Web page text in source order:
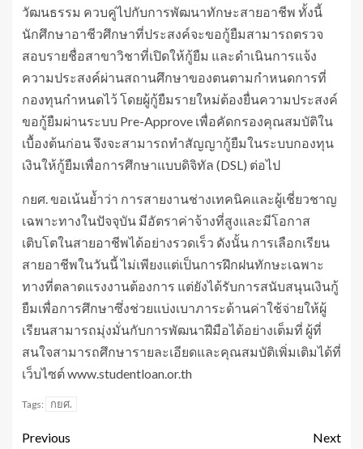
วัฒนธรรม ควบคู่ไปกับการพัฒนาทักษะสายอาชีพ ทั้งนี้
นักศึกษาอาชีวศึกษาที่ประสงค์จะขอกู้ยืมสามารถตรวจ
สอบรายชื่อสาขาวิชาที่เปิดให้กู้ยืม และดำเนินการแจ้ง
ความประสงค์ผ่านสถานศึกษาของตนตามกำหนดการที่
กองทุนกำหนดไว้ โดยผู้กู้ยืมรายใหม่ต้องยื่นความประสงค์
ขอกู้ยืมผ่านระบบ Pre-Approve เพื่อคัดกรองคุณสมบัติใน
เบื้องต้นก่อน จึงจะสามารถทำสัญญากู้ยืมในระบบกองทุน
เงินให้กู้ยืมเพื่อการศึกษาแบบดิจิทัล (DSL) ต่อไป
กยศ. ขอเน้นย้ำว่า การสายงานช่างเทคนิคและผู้เชี่ยวชาญ
เฉพาะทางในปัจจุบัน มีอัตราค่าจ้างที่สูงและมีโอกาส
เติบโตในสายอาชีพได้อย่างรวดเร็ว ดังนั้น การเลือกเรียน
สายอาชีพในวันนี้ ไม่เพียงแต่เป็นการฝึกฝนทักษะเฉพาะ
ทางที่ตลาดแรงงานต้องการ แต่ยังได้รับการสนับสนุนเงินกู้
ยืมเพื่อการศึกษาซึ่งช่วยแบ่งเบาภาระด้านค่าใช้จ่ายให้ผู้
เรียนสามารถมุ่งมั่นกับการพัฒนาฝีมือได้อย่างเต็มที่ ผู้ที่
สนใจสามารถศึกษารายละเอียดและคุณสมบัติเพิ่มเติมได้ที่
เว็บไซต์ www.studentloan.or.th
Tags: กยศ.
Previous
Next